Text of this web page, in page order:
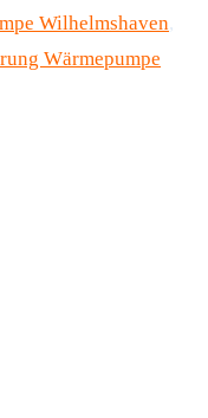
Wilhelmshaven,
Wärmepumpe